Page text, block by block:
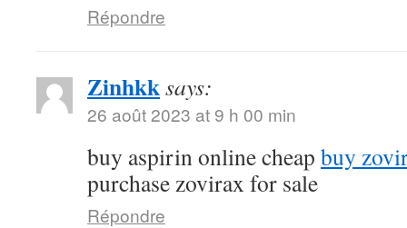
Répondre
Zinhkksays:
26 août 2023 at 9 h 00 min
buy aspirin online cheap buy
purchase zovirax for sale
Répondre